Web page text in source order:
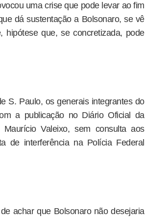
uma crise que pode levar ao fim
dá sustentação a Bolsonaro, se vê
que, se concretizada, pode
S. Paulo, os generais integrantes do
a publicação no Diário Oficial da
Valeixo, sem consulta aos
de interferência na Polícia Federal
achar que Bolsonaro não desejaria